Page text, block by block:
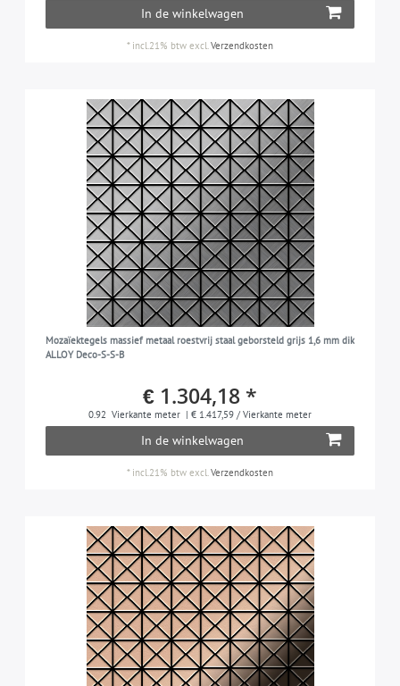
In de winkelwagen
* incl.21% btw excl. Verzendkosten
Mozaïektegels massief metaal roestvrij staal geborsteld grijs 1,6 mm dik
ALLOY Deco-S-S-B
€ 1.304,18 *
0.92 Vierkante meter | € 1.417,59 / Vierkante meter
In de winkelwagen
* incl.21% btw excl.Verzendkosten